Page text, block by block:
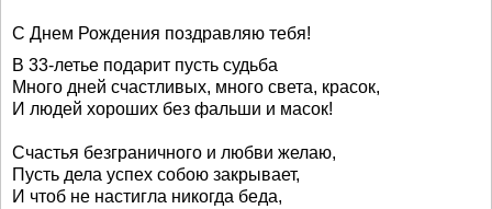
С Днем Рождения поздравляю тебя!
В 33-летье подарит пусть судьба
Много дней счастливых, много света, красок,
И людей хороших без фальши и масок!
Счастья безграничного и любви желаю,
Пусть дела успех собою закрывает,
И чтоб не настигла никогда беда,